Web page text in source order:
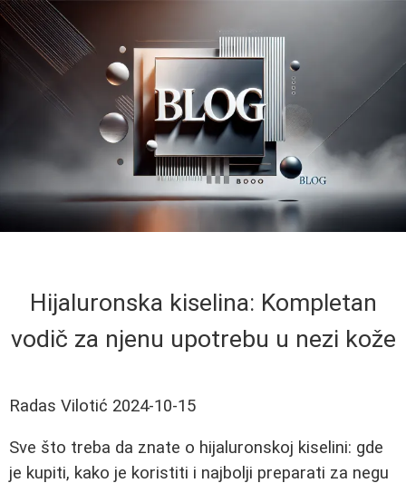
Hijaluronska kiselina: Kompletan
vodič za njenu upotrebu u nezi kože
Radas Vilotić 2024-10-15
Sve što treba da znate o hijaluronskoj kiselini: gde
je kupiti, kako je koristiti i najbolji preparati za negu